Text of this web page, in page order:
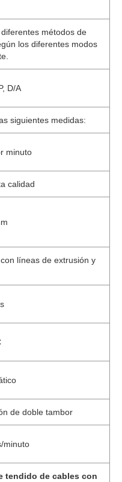
métodos de
los diferentes modos
D/A
siguientes medidas:
minuto
calidad
líneas de extrusión y
de doble tambor
minuto
tendido de cables con